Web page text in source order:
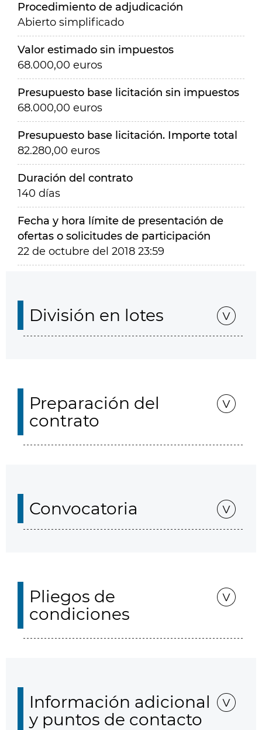
Procedimiento de adjudicación
Abierto simplificado
Valor estimado sin impuestos
68.000,00 euros
Presupuesto base licitación sin impuestos
68.000,00 euros
Presupuesto base licitación. Importe total
82.280,00 euros
Duración del contrato
140 días
Fecha y hora límite de presentación de
ofertas o solicitudes de participación
22 de octubre del 2018 23:59
División en lotes
Preparación del
contrato
Convocatoria
Pliegos de
condiciones
Información adicional
y puntos de contacto